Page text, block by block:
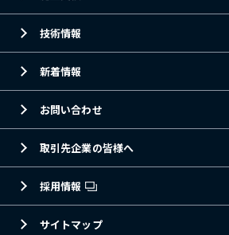
技術情報
新着情報
お問い合わせ
取引先企業の皆様へ
採用情報
サイトマップ